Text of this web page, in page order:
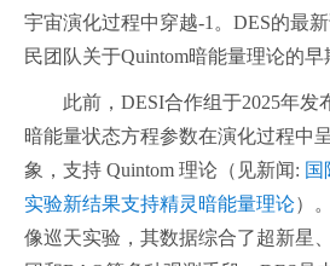
宇宙演化过程中穿越-1。DES的最
民团队关于Quintom暗能量理论的早
此前，DESI合作组于2025年发
暗能量状态方程参数在演化过程中
象，支持 Quintom 理论（见新闻: 国
实验新结果支持精灵暗能量理论）
像巡天实验，其数据综合了超新星